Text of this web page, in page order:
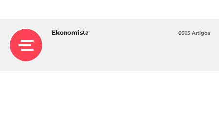
Ekonomista 6665 Artigos